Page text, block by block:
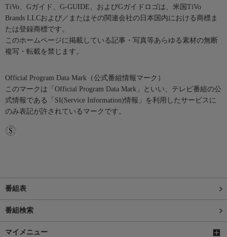
TiVo、Gガイド、G-GUIDE、およびGガイドロゴは、米国TiVo
Brands LLCおよび／またはその関連会社の日本国内における商標ま
たは登録商標です。
このホームページに掲載している記事・写真等あらゆる素材の無断
複写・転載を禁じます。
Official Program Data Mark（公式番組情報マーク）
このマークは「Official Program Data Mark」といい、テレビ番組の公
式情報である「SI(Service Information)情報」を利用したサービスに
のみ表記が許されているマークです。
番組表
番組検索
マイメニュー